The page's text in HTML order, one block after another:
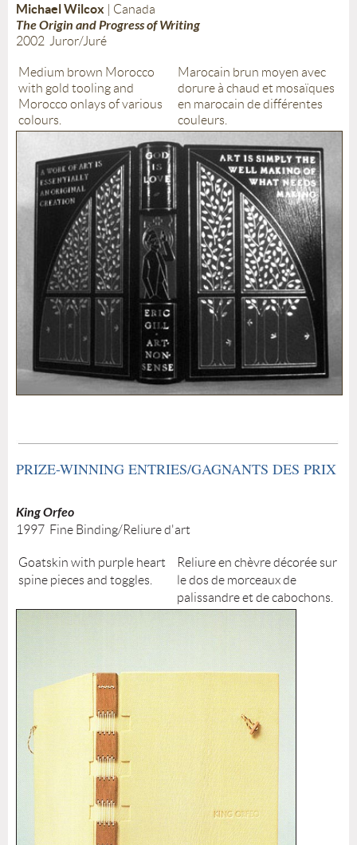
Michael Wilcox | Canada
The Origin and Progress of Writing
2002 Juror/Juré
Medium brown Morocco
with gold tooling and
Morocco onlays of various
colours.
Marocain brun moyen avec
dorure à chaud et mosaïques
en marocain de différentes
couleurs.
PRIZE-WINNING ENTRIES/GAGNANTS DES PRIX
King Orfeo
1997 Fine Binding/Reliure d'art
Goatskin with purple heart
spine pieces and toggles.
Reliure en chèvre décorée sur
le dos de morceaux de
palissandre et de cabochons.